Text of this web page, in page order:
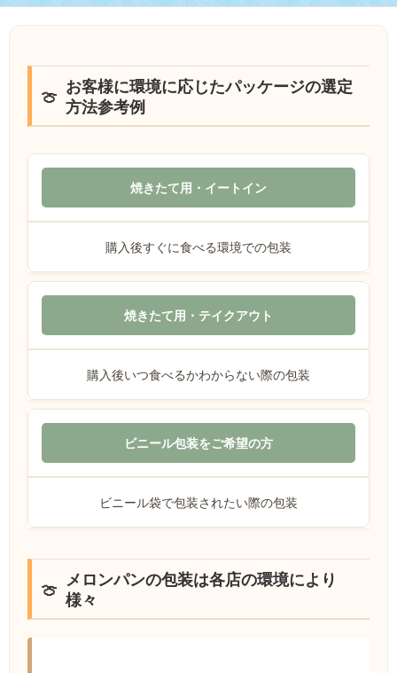
お客様に環境に応じたパッケージの選定
方法参考例
焼きたて用・イートイン
購入後すぐに食べる環境での包装
焼きたて用・テイクアウト
購入後いつ食べるかわからない際の包装
ビニール包装をご希望の方
ビニール袋で包装されたい際の包装
メロンパンの包装は各店の環境により
様々